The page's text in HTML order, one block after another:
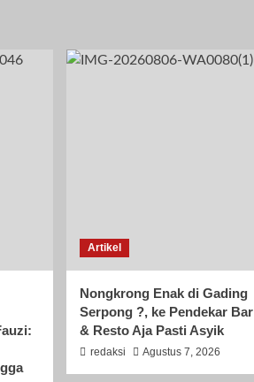
Artikel
Nongkrong Enak di Gading
Serpong ?, ke Pendekar Bar
& Resto Aja Pasti Asyik
redaksi Agustus 7, 2026